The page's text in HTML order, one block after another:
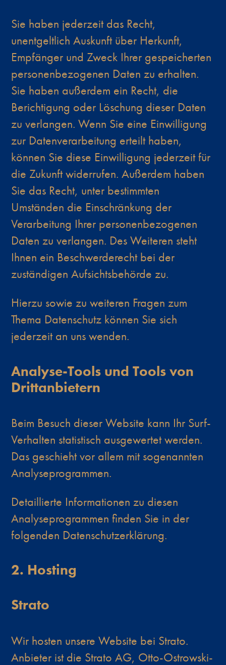
Sie haben jederzeit das Recht,
unentgeltlich Auskunft über Herkunft,
Empfänger und Zweck Ihrer gespeicherten
personenbezogenen Daten zu erhalten.
Sie haben außerdem ein Recht, die
Berichtigung oder Löschung dieser Daten
zu verlangen. Wenn Sie eine Einwilligung
zur Datenverarbeitung erteilt haben,
können Sie diese Einwilligung jederzeit für
die Zukunft widerrufen. Außerdem haben
Sie das Recht, unter bestimmten
Umständen die Einschränkung der
Verarbeitung Ihrer personenbezogenen
Daten zu verlangen. Des Weiteren steht
Ihnen ein Beschwerderecht bei der
zuständigen Aufsichtsbehörde zu.
Hierzu sowie zu weiteren Fragen zum
Thema Datenschutz können Sie sich
jederzeit an uns wenden.
Analyse-Tools und Tools von
Dritt­anbietern
Beim Besuch dieser Website kann Ihr Surf-
Verhalten statistisch ausgewertet werden.
Das geschieht vor allem mit sogenannten
Analyseprogrammen.
Detaillierte Informationen zu diesen
Analyseprogrammen finden Sie in der
folgenden Datenschutzerklärung.
2. Hosting
Strato
Wir hosten unsere Website bei Strato.
Anbieter ist die Strato AG, Otto-Ostrowski-